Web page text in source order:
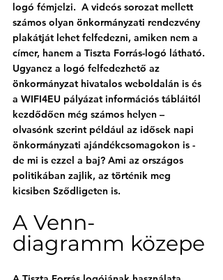
logó fémjelzi.  A videós sorozat mellett
számos olyan önkormányzati rendezvény
plakátját lehet felfedezni, amiken nem a
címer, hanem a Tiszta Forrás-logó látható.
Ugyanez a logó felfedezhető az
önkormányzat hivatalos weboldalán is és
a WIFI4EU pályázat információs tábláitól
kezdődően még számos helyen –
olvasónk szerint például az idősek napi
önkormányzati ajándékcsomagokon is -
de mi is ezzel a baj? Ami az országos
politikában zajlik, az történik meg
kicsiben Sződligeten is.
A Venn-
diagramm közepe